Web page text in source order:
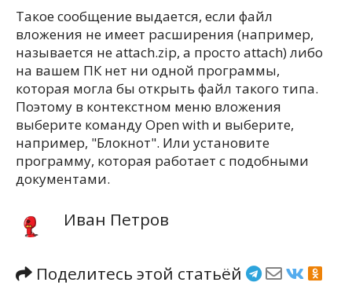
Такое сообщение выдается, если файл
вложения не имеет расширения (например,
называется не attach.zip, а просто attach) либо
на вашем ПК нет ни одной программы,
которая могла бы открыть файл такого типа.
Поэтому в контекстном меню вложения
выберите команду Open with и выберите,
например, "Блокнот". Или установите
программу, которая работает с подобными
документами.
Иван Петров
Поделитесь этой статьёй